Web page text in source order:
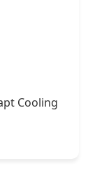
Cooling